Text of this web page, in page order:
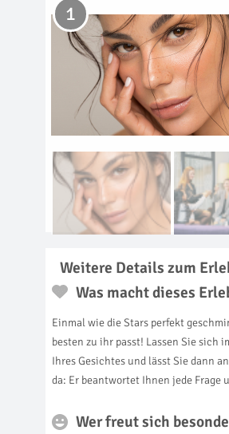
1
Weitere Details zum
Was macht dieses
Einmal wie die Stars perfekt
besten zu ihr passt! Lassen Sie sich
Ihres Gesichtes und lässt Sie dann
da: Er beantwortet Ihnen jede Frage
Wer freut sich